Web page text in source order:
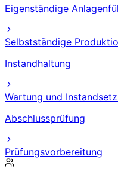
Eigenständige
Selbstständige
Instandhaltung
Wartung und
Abschlussprüfung
Prüfungsvorbereitung